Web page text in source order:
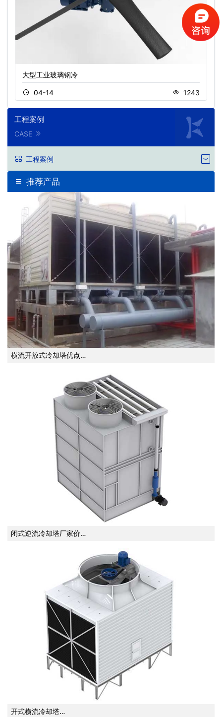
大型工业玻璃钢冷
04-14 1243
工程案例
CASE
工程案例
推荐产品
横流开放式冷却塔优点…
闭式逆流冷却塔厂家价…
开式横流冷却塔…